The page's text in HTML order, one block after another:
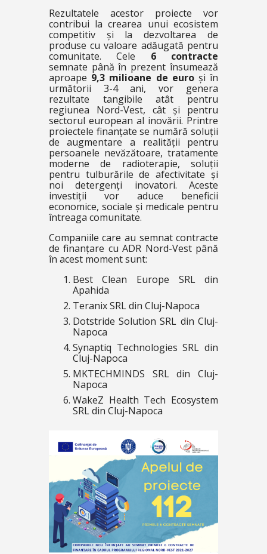
Rezultatele acestor proiecte vor
contribui la crearea unui ecosistem
competitiv și la dezvoltarea de
produse cu valoare adăugată pentru
comunitate. Cele 6 contracte
semnate până în prezent însumează
aproape 9,3 milioane de euroși în
următorii 3-4 ani, vor genera
rezultate tangibile atât pentru
regiunea Nord-Vest, cât și pentru
sectorul european al inovării. Printre
proiectele finanțate se numără soluții
de augmentare a realității pentru
persoanele nevăzătoare, tratamente
moderne de radioterapie, soluții
pentru tulburările de afectivitate și
noi detergenți inovatori. Aceste
investiții vor aduce beneficii
economice, sociale și medicale pentru
întreaga comunitate.
Companiile care au semnat contracte
de finanțare cu ADR Nord-Vest până
în acest moment sunt:
Best Clean Europe SRL din
Apahida
Teranix SRL din Cluj-Napoca
Dotstride Solution SRL din Cluj-
Napoca
Synaptiq Technologies SRL din
Cluj-Napoca
MKTECHMINDS SRL din Cluj-
Napoca
WakeZ Health Tech Ecosystem
SRL din Cluj-Napoca